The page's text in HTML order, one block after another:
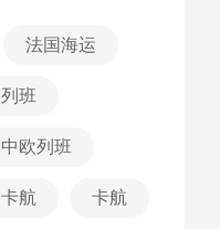
法国海运
列班
中欧列班
航 卡航